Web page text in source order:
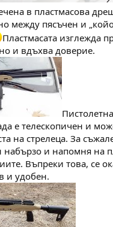
в пластмасова
между пясъчен и
Пластмасата изглежда
и вдъхва доверие.
е телескопичен и
на стрелеца. За
набързо и напомня на
Въпреки това, се
и удобен.